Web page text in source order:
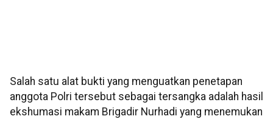
Salah satu alat bukti yang menguatkan penetapan
anggota Polri tersebut sebagai tersangka adalah hasil
ekshumasi makam Brigadir Nurhadi yang menemukan